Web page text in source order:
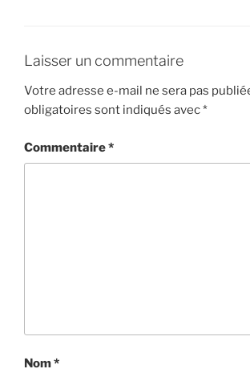
Laisser un commentaire
Votre adresse e-mail ne sera pas
obligatoires sont indiqués avec*
Commentaire*
Nom*